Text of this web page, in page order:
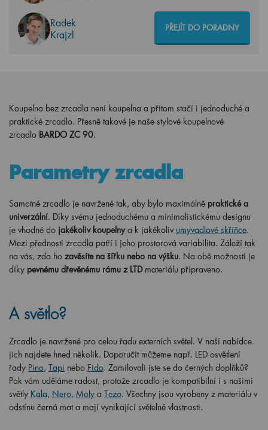
Radek
Krajzl
PŘEJÍT DO PORADNY
Koupelna bez zrcadla není koupelna a přitom stačí i jednoduché a
praktické zrcadlo. Přesně takové je naše stylové koupelnové
zrcadlo BARDO ZC 90.
Parametry zrcadla
Samotné zrcadlo je navržené tak, aby bylo maximálně praktické a
univerzální. Díky svému jednoduchému a minimalistickému designu
je vhodné do jakékoliv koupelny a k jakékoliv umyvadlové skříňce.
Mezi přednosti zrcadla patří i jeho prostorová variabilita. Záleží tak
na vás, zda ho zavěsíte na šířku nebo na výšku. Na obě možnosti je
díky pevnému dřevěnému rámu z LTD materiálu připraveno.
A světlo?
Zrcadlo je navržené pro celou řadu externích světel. V naší nabídce
jich najdete hned několik. Doporučit můžeme např. LED osvětlení
řady Pino, Tapi nebo Fido. Zamilovali jste se do černých doplňků?
Pak vám uděláme radost, protože zrcadlo je kompatibilní i s našimi
světly Kala, Nero, Moly a Tezo. Všechny jsou vyrobeny z materiálu v
odstínu černá mat a mají vynikající světelné vlastnosti.